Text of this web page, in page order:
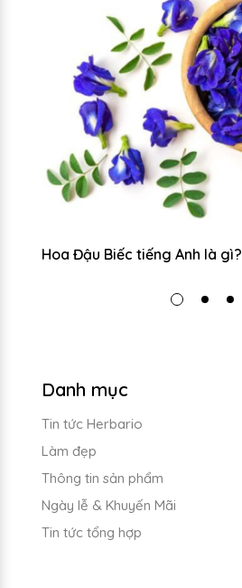
Hoa Đậu Biếc tiếng Anh là gì?
Danh mục
Tin tức Herbario
Làm đẹp
Thông tin sản phẩm
Ngày lễ & Khuyến Mãi
Tin tức tổng hợp